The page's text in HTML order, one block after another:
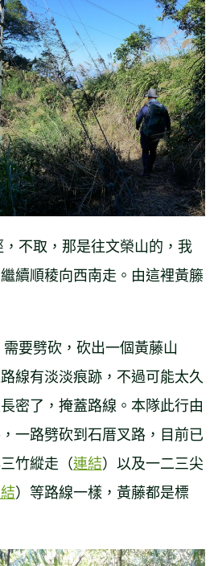
不取，那是往文榮山的，我
續順稜向西南走。由這裡黃籐
要劈砍，砍出一個黃藤山
線有淡淡痕跡，不過可能太久
密了，掩蓋路線。本隊此行由
一路劈砍到石厝叉路，目前已
竹縱走（連結）以及一二三尖
）等路線一樣，黃藤都是標